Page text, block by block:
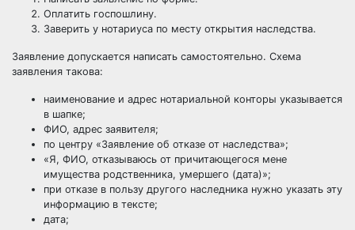
Оплатить госпошлину.
Заверить у нотариуса по месту открытия наследства.
Заявление допускается написать самостоятельно. Схема
заявления такова:
наименование и адрес нотариальной конторы указывается
в шапке;
ФИО, адрес заявителя;
по центру «Заявление об отказе от наследства»;
«Я, ФИО, отказываюсь от причитающегося мене
имущества родственника, умершего (дата)»;
при отказе в пользу другого наследника нужно указать эту
информацию в тексте;
дата;